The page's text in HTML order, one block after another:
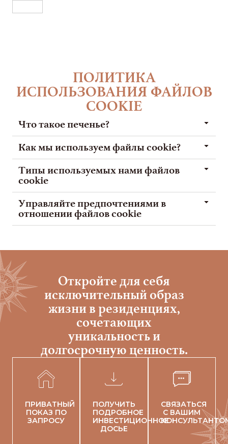
ПОЛИТИКА
ИСПОЛЬЗОВАНИЯ ФАЙЛОВ
COOKIE
Что такое печенье?
Как мы используем файлы cookie?
Типы используемых нами файлов
cookie
Управляйте предпочтениями в
отношении файлов cookie
Откройте для себя
исключительный образ
жизни в резиденциях,
сочетающих
уникальность и
долгосрочную ценность.
ПРИВАТНЫЙ
ПОКАЗ ПО
ЗАПРОСУ
ПОЛУЧИТЬ
ПОДРОБНОЕ
ИНВЕСТИЦИОННОЕ
ДОСЬЕ
СВЯЗАТЬСЯ
С ВАШИМ